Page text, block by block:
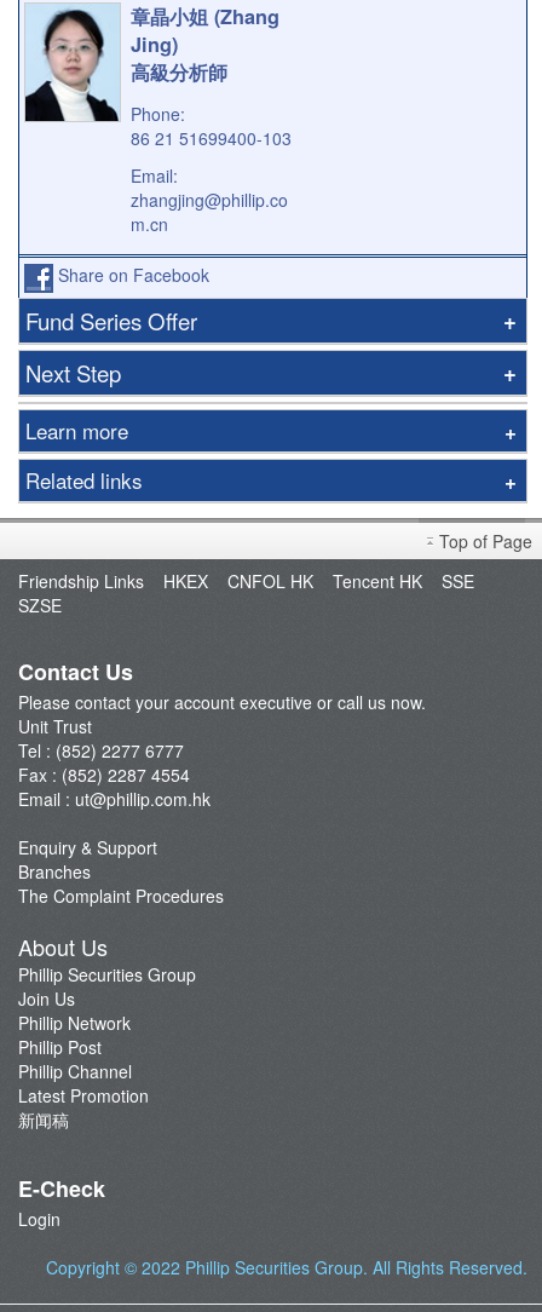
章晶小姐 (Zhang
Jing)
高級分析師
Phone:
86 21 51699400-103
Email:
zhangjing@phillip.co
m.cn
Share on Facebook
Fund Series Offer
Next Step
Learn more
Our Service
Subscription
Monthly Investment Plan
fee
Related links
Fees & Charges
FAQ
Unit Trust Video Tutorials
Top of Page
Friendship Links
HKEX CNFOL HK Tencent HK
SSE
SZSE
Contact Us
Please contact your account executive or call us now.
Unit Trust
Tel : (852) 2277 6777
Fax : (852) 2287 4554
Email : ut@phillip.com.hk
Enquiry & Support
Branches
The Complaint Procedures
About Us
Phillip Securities Group
Join Us
Phillip Network
Phillip Post
Phillip Channel
Latest Promotion
新闻稿
E-Check
Login
Copyright © 2022 Phillip Securities Group. All Rights Reserved.